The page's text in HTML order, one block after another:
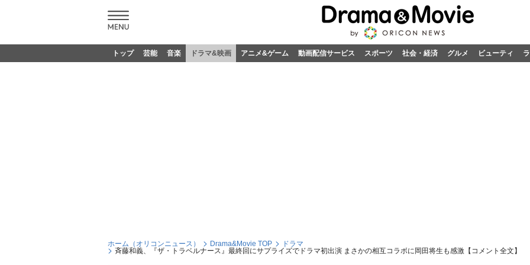
トップ 芸能 音楽 ドラマ&映画 アニメ&ゲーム 動画配信サービス スポーツ 社会・経済 グルメ ビューティ
ホーム（オリコンニュース） Drama&Movie TOP
ドラマ
斉藤和義、『ザ・トラベルナース』最終回にサプライズでドラマ初出演 まさかの相互コラボに岡田将生も感激【コメント全文】